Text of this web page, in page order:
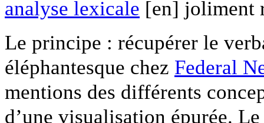
analyse lexicale [en] joliment
Le principe : récupérer le
éléphantesque chez Federal
mentions des différents
d’une visualisation épurée.